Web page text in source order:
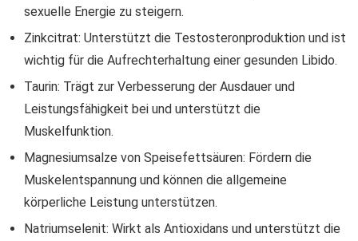
sexuelle Energie zu steigern.
Zinkcitrat: Unterstützt die Testosteronproduktion und ist
wichtig für die Aufrechterhaltung einer gesunden Libido.
Taurin: Trägt zur Verbesserung der Ausdauer und
Leistungsfähigkeit bei und unterstützt die
Muskelfunktion.
Magnesiumsalze von Speisefettsäuren: Fördern die
Muskelentspannung und können die allgemeine
körperliche Leistung unterstützen.
Natriumselenit: Wirkt als Antioxidans und unterstützt die